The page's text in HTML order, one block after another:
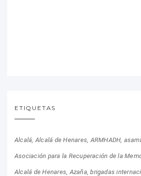
ETIQUETAS
Alcalá Alcalá de Henares ARMHADH
Asociación para la Recuperación de la
Alcalá de Henares Azaña brigadas